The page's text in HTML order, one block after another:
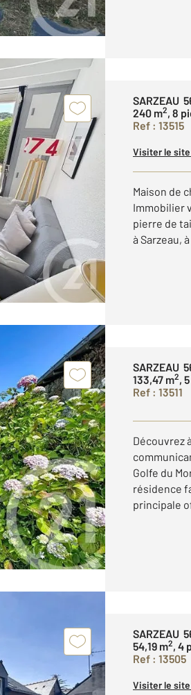
SARZEAU
240 m2, 8
Ref : 13515
Visiter le
Maison de
Immobilier
pierre de
à Sarzeau,
SARZEAU
133,47 m2,
Ref : 13511
Découvrez
Golfe du
résidence
principale
SARZEAU
54,19 m2, 4
Ref : 13505
Visiter le